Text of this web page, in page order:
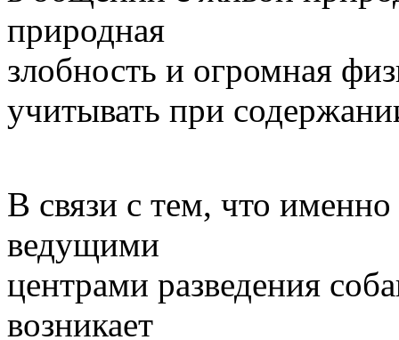
природная
злобность и огромная
учитывать при
В связи с тем, что
ведущими
центрами разведения
возникает